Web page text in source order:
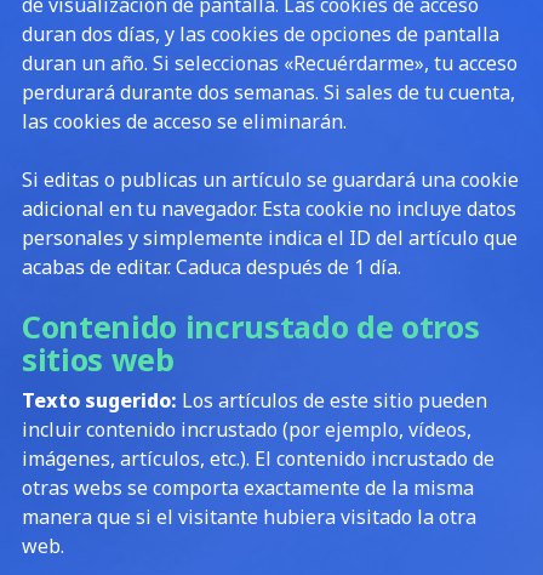
duran dos días, y las cookies de opciones de pantalla
duran un año. Si seleccionas «Recuérdarme», tu acceso
perdurará durante dos semanas. Si sales de tu cuenta,
las cookies de acceso se eliminarán.
Si editas o publicas un artículo se guardará una cookie
adicional en tu navegador. Esta cookie no incluye datos
personales y simplemente indica el ID del artículo que
acabas de editar. Caduca después de 1 día.
Contenido incrustado de otros
sitios web
Texto sugerido: Los artículos de este sitio pueden
incluir contenido incrustado (por ejemplo, vídeos,
imágenes, artículos, etc.). El contenido incrustado de
otras webs se comporta exactamente de la misma
manera que si el visitante hubiera visitado la otra
web.